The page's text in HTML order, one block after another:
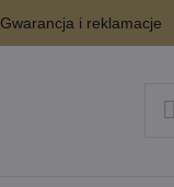
Gwarancja i reklamacje